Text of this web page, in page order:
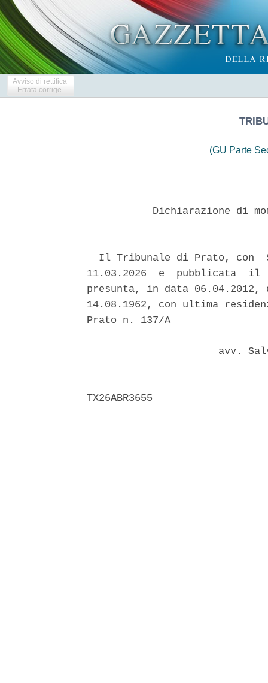
Avviso di rettifica
Errata corrige
(GU Parte
Dichiarazione di
Il Tribunale di Prato, con
11.03.2026  e  pubblicata  il
presunta, in data 06.04.2012,
14.08.1962, con ultima
Prato n. 137/A
avv.